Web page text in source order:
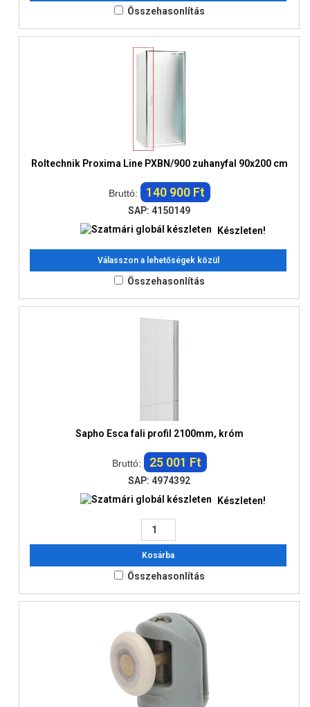
Összehasonlítás
Roltechnik Proxima Line PXBN/900 zuhanyfal 90x200 cm
Bruttó: 140 900 Ft
SAP: 4150149
Készleten!
Válasszon a lehetőségek közül
Összehasonlítás
Sapho Esca fali profil 2100mm, króm
Bruttó: 25 001 Ft
SAP: 4974392
Készleten!
Kosárba
Összehasonlítás